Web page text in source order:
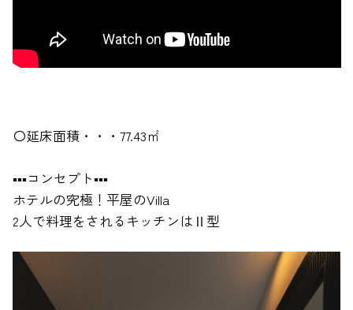
〇延床面積・・・77.43㎡
▪▪▪コンセプト▪▪▪
ホテルの究極！平屋のVilla
2人で料理をされるキッチンはⅡ型